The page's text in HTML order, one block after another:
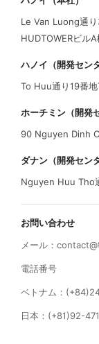
Le Van Luong通り
HUDTOWERビル
ハノイ（開発セン
To Huu通り19番
ホーチミン（開発
90 Nguyen Dinh
ダナン（開発セン
Nguyen Huu Tho
お問い合わせ
メール：
電話番号
ベトナム：
日本：(+81)92-